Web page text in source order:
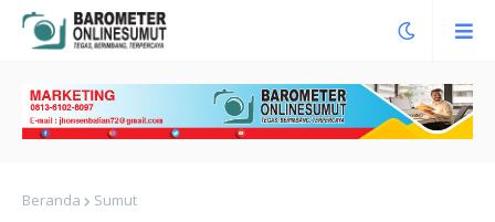
Beranda Sumut